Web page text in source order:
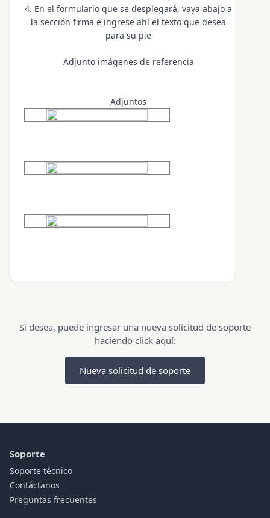
4. En el formulario que se desplegará, vaya abajo a
la sección firma e ingrese ahí el texto que desea
para su pie
Adjunto imágenes de referencia
Adjuntos
Si desea, puede ingresar una nueva solicitud de soporte
haciendo click aquí:
Nueva solicitud de soporte
Soporte
Soporte técnico
Contáctanos
Preguntas frecuentes